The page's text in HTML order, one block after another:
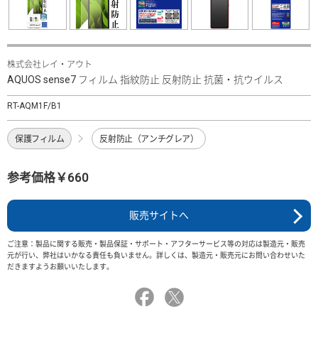
株式会社レイ・アウト
AQUOS sense7 フィルム 指紋防止 反射防止 抗菌・抗ウイルス
RT-AQM1F/B1
保護フィルム 反射防止（アンチグレア）
参考価格￥660
販売サイトへ
ご注意：製品に関する販売・製品保証・サポート・アフターサービス等の対応は製造元・販売
元が行い、弊社はいかなる責任も負いません。詳しくは、製造元・販売元にお問い合わせいた
だきますようお願いいたします。